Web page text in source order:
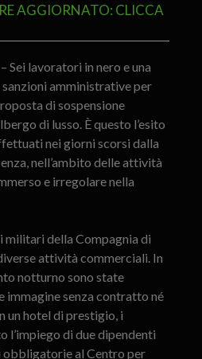
AGGIORNATO: CLICCA
Sei lavoratori in nero e una
amministrative per
di sospensione
di lusso. È questo l’esito
nei giorni scorsi dalla
nell’ambito delle attività
e irregolare nella
militari della Compagnia di
attività commerciali. In
notturno sono state
immagine senza contratto né
un hotel di prestigio, i
l’impiego di due dipendenti
al Centro per